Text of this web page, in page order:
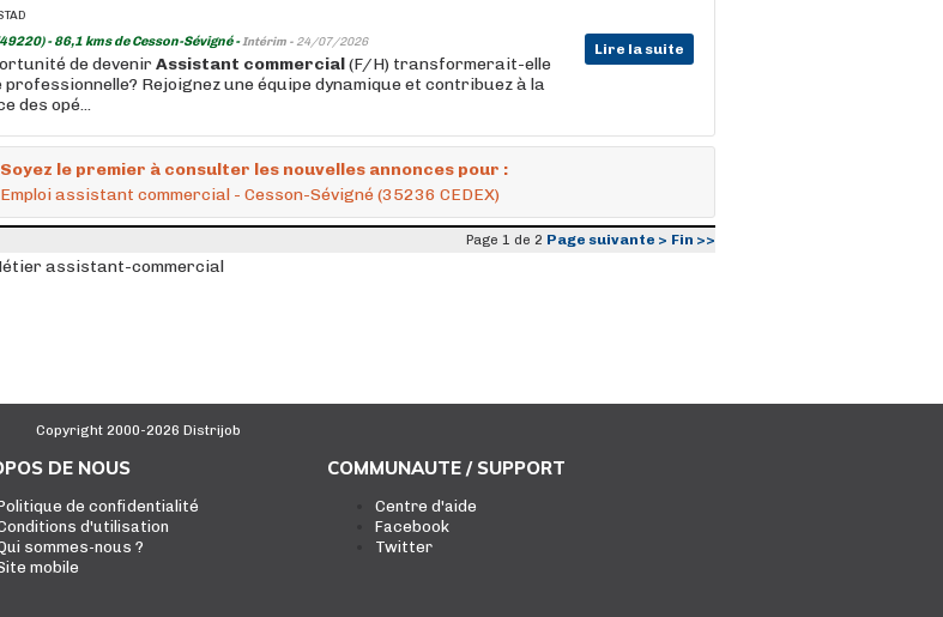
- 86,1 kms de Cesson-Sévigné -Intérim - 24/07/2026 Lire la suite
de devenir Assistant commercial(F/H) transformerait-elle
Rejoignez une équipe dynamique et contribuez à la
des opé...
Soyez le premier à consulter les nouvelles annonces pour :
Emploi assistant commercial - Cesson-Sévigné (35236 CEDEX)
Page 1 de 2 Page suivante > Fin >>
assistant-commercial
Copyright 2000-2026 Distrijob
DE NOUS
de confidentialité
d'utilisation
sommes-nous ?
mobile
COMMUNAUTE / SUPPORT
Centre d'aide
Facebook
Twitter